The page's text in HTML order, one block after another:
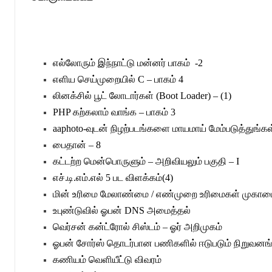
எல்லோரும் இந்நாட்டு மன்னர் பாகம் -2
எளிய செய்முறையில் C – பாகம் 4
லினக்சில் பூட் லோடார்கள் (Boot Loader) – (1)
PHPகற்கலாம் வாங்க – பாகம் 3
aaphoto-வுடன் நிழற்படங்களை மாயமாய்
பைதான் – 8
கட்டற்ற மென்பொருளும் – அறிவியலும் பகுதி – I
எச்.டி.எம்.எல் 5 பட விளக்கம்(4)
மின் உரிமை மேலாண்மை /எண்முறை உரிமைகள்
உபுண்டுவில் ஓபன் DNS அமைத்தல்
வெர்சன் கன்ட்ரோல் சிஸ்டம் – ஓர் அறிமுகம்
ஓபன் சோர்ஸ் தொடர்பான பணிகளில் ஈடுபடும்
கணியம் வெளியீட்டு விவரம்